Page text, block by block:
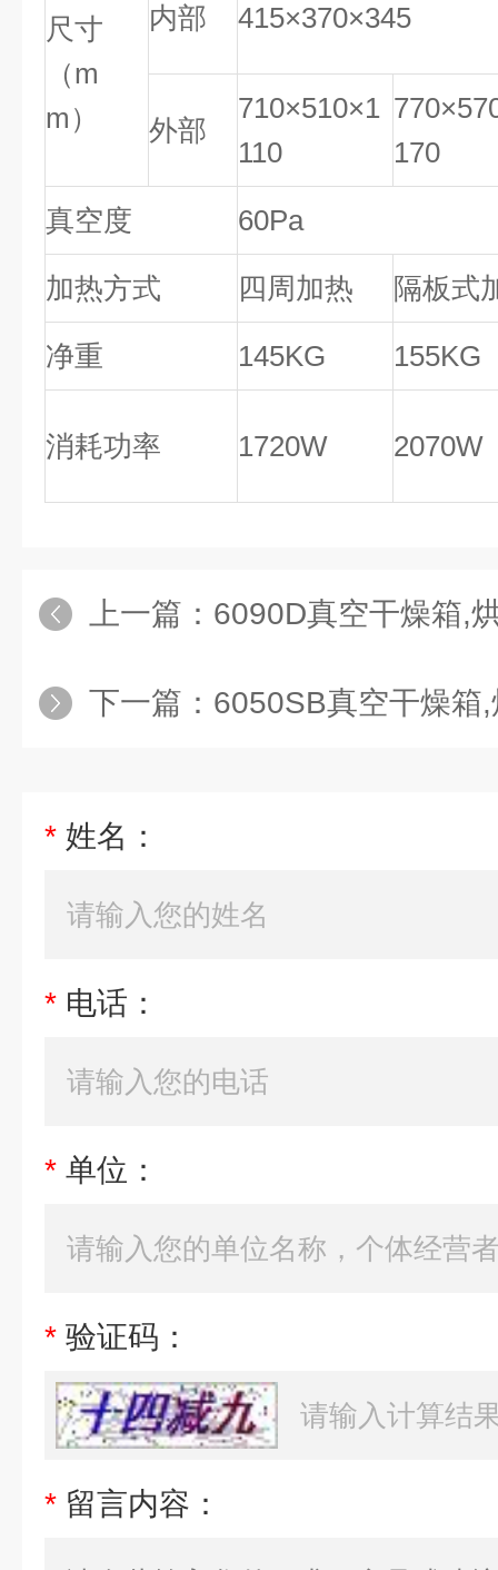
尺寸
（m
m）
内部 415×370×345
外部
710×510×1
110
170
真空度 60Pa
加热方式 四周加热 隔板式
净重 145KG 155KG
消耗功率 1720W 2070W
上一篇： 6090D真空干燥箱,
下一篇： 6050SB真空干燥箱
* 姓名：
* 电话：
* 单位：
* 验证码：
* 留言内容：